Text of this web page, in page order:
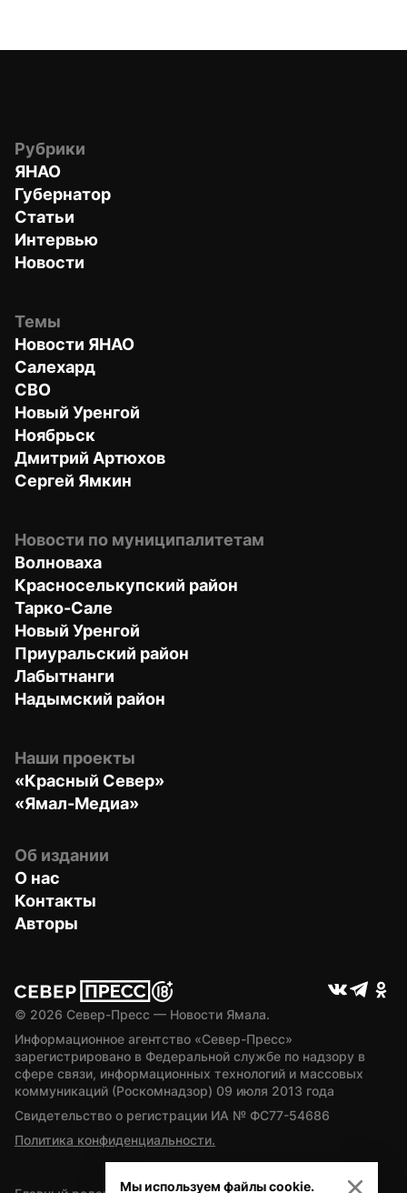
Рубрики
ЯНАО
Губернатор
Статьи
Интервью
Новости
Темы
Новости ЯНАО
Салехард
СВО
Новый Уренгой
Ноябрьск
Дмитрий Артюхов
Сергей Ямкин
Новости по муниципалитетам
Волноваха
Красноселькупский район
Тарко-Сале
Новый Уренгой
Приуральский район
Лабытнанги
Надымский район
Наши проекты
«Красный Север»
«Ямал-Медиа»
Об издании
О нас
Контакты
Авторы
© 2026 Север-Пресс — Новости Ямала.
Информационное агентство «Север-Пресс»
зарегистрировано в Федеральной службе по надзору в
сфере связи, информационных технологий и массовых
коммуникаций (Роскомнадзор) 09 июля 2013 года
Свидетельство о регистрации ИА № ФС77-54686
Политика конфиденциальности.
Мы используем файлы cookie.